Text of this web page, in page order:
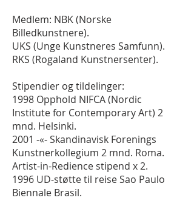
Medlem: NBK (Norske
Billedkunstnere).
UKS (Unge Kunstneres Samfunn).
RKS (Rogaland Kunstnersenter).
Stipendier og tildelinger:
1998 Opphold NIFCA (Nordic
Institute for Contemporary Art) 2
mnd. Helsinki.
2001 -«- Skandinavisk Forenings
Kunstnerkollegium 2 mnd. Roma.
Artist-in-Redience stipend x 2.
1996 UD-støtte til reise Sao Paulo
Biennale Brasil.